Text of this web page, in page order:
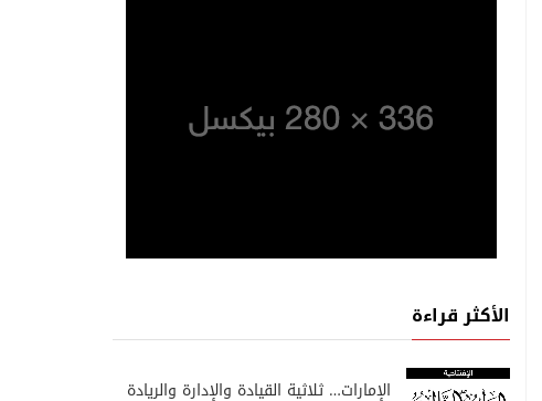
الأكثر قراءة
الإمارات… ثلاثية القيادة والإدارة والريادة